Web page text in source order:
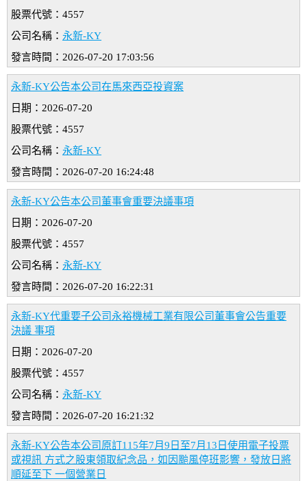
股票代號：4557
公司名稱： 永新-KY
發言時間：2026-07-20 17:03:56
永新-KY公告本公司在馬來西亞投資案
日期：2026-07-20
股票代號：4557
公司名稱： 永新-KY
發言時間：2026-07-20 16:24:48
永新-KY公告本公司董事會重要決議事項
日期：2026-07-20
股票代號：4557
公司名稱： 永新-KY
發言時間：2026-07-20 16:22:31
永新-KY代重要子公司永裕機械工業有限公司董事會公告重要
決議 事項
日期：2026-07-20
股票代號：4557
公司名稱： 永新-KY
發言時間：2026-07-20 16:21:32
永新-KY公告本公司原訂115年7月9日至7月13日使用電子投票
或視訊 方式之股東領取紀念品，如因颱風停班影響，發放日將
順延至下 一個營業日